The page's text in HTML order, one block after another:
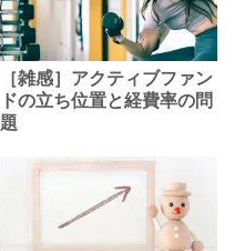
［雑感］アクティブファン
ドの立ち位置と経費率の問
題